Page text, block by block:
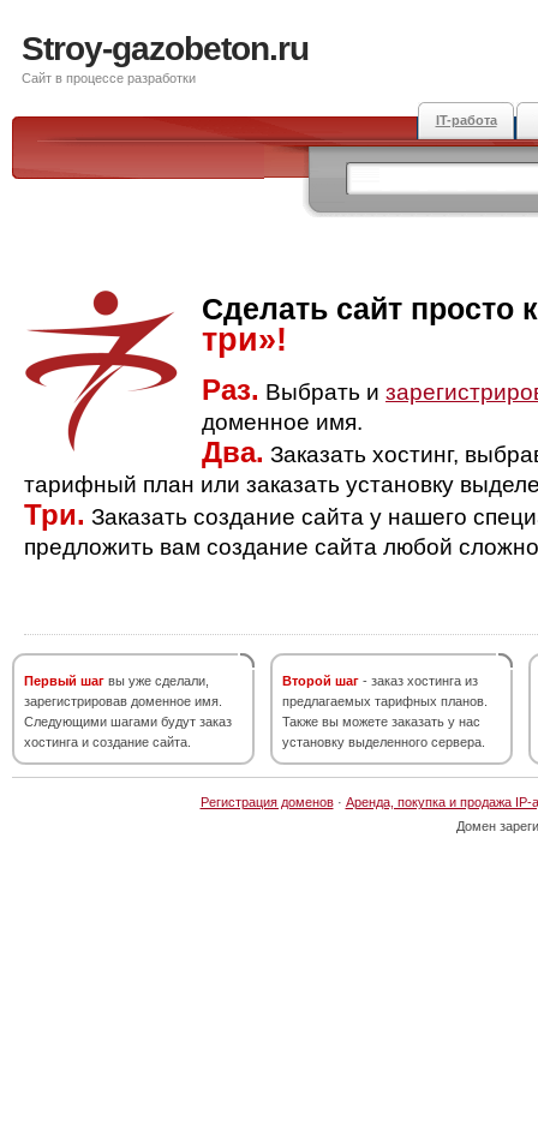
Stroy-gazobeton.ru
Сайт в процессе разработки
IT-работа
Сделать сайт просто
три»!
Раз. Выбрать и
доменное имя.
Два. Заказать хостинг,
тарифный план или заказать установку
Три. Заказать создание сайта у нашего
предложить вам создание сайта любой
Первый шаг вы уже сделали,
зарегистрировав доменное имя.
Следующими шагами будут заказ
хостинга и создание сайта.
Второй шаг - заказ хостинга из
предлагаемых тарифных планов.
Также вы можете заказать у нас
установку выделенного сервера.
Регистрация доменов· Аренда, покупка и продажа IP-
Домен